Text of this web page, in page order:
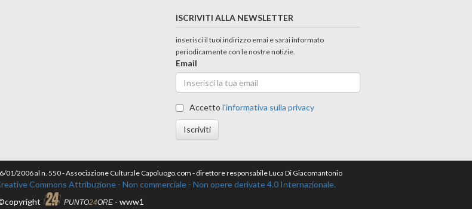
ISCRIVITI ALLA NEWSLETTER
inserisci il tuoi indirizzo emai e sarai informato
periodicamente con le nostre notizie.
Email
Accettol'informativa sulla privacy
Iscriviti
2006 al n. 550 - Associazione Culturale Capoluogo.com - direttore responsabile Luca Di Giacomantonio
Commons Attribuzione - Non commerciale - Non opere derivate 4.0 Internazionale.
PUNTO24ORE- www1